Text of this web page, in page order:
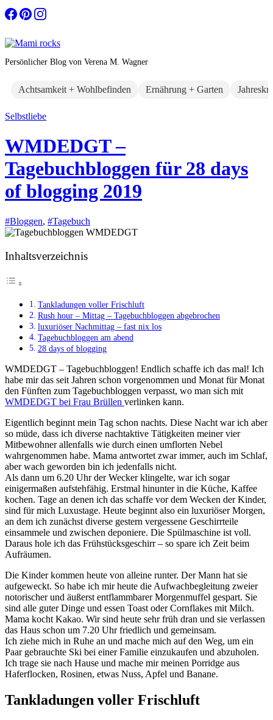
Zum
Inhalt
Persönlicher Blog von Verena M. Wagner
Achtsamkeit + Wohlbefinden Ernährung + Garten
Selbstliebe
WMDEDGT –
Tagebuchbloggen für 28 days
of blogging 2019
#Bloggen, #Tagebuch
Inhaltsverzeichnis
Tankladungen voller Frischluft
Rush hour – Mittag – Tagebuchbloggen abgebrochen
luxuriöser Nachmittag – fast nix los
Tagebuchbloggen am abend
28 days of blogging
WMDEDGT – Tagebuchbloggen! Endlich schaffe ich das mal! Ich
habe mir das seit Jahren schon vorgenommen und Monat für Monat
den Fünften zum Tagebuchbloggen verpasst, wo man sich mit
WMDEDGT bei Frau Brüllen verlinken kann.
Eigentlich beginnt mein Tag schon nachts. Diese Nacht war ich aber
so müde, dass ich diverse nachtaktive Tätigkeiten meiner vier
Mitbewohner allenfalls wie durch einen umflorten Nebel
wahrgenommen habe. Mama antwortet zwar immer, auch im Schlaf,
aber wach geworden bin ich jedenfalls nicht.
Als dann um 6.20 Uhr der Wecker klingelte, war ich sogar
einigermaßen aufstehfähig. Erstmal hinunter in die Küche, Kaffee
kochen. Tage an denen ich das schaffe vor dem Wecken der Kinder,
sind für mich Luxustage. Heute beginnt also ein luxuriöser Morgen,
an dem ich zunächst diverse gestern vergessene Geschirrteile
einsammele und zwischen deponiere. Die Spülmaschine ist voll.
Daraus hole ich das Frühstücksgeschirr – so spare ich Zeit beim
Aufräumen.
Die Kinder kommen heute von alleine runter. Der Mann hat sie
aufgeweckt. So habe ich mir heute die Aufwachbegleitung zweier
notorischer und äußerst entflammbarer Morgenmuffel gespart. Sie
sind alle guter Dinge und essen Toast oder Cornflakes mit Milch.
Mama kocht Kakao. Wir sind heute sehr früh dran und sie verlassen
das Haus schon um 7.20 Uhr friedlich und gemeinsam.
Ich ziehe mich in Ruhe an und mache mich auf den Weg, um ein
Paar gebrauchte Ski bei einer Familie einzukaufen und abzuholen.
Ich trage sie nach Hause und mache mir meinen Porridge aus
Haferflocken, Rosinen, etwas Nuss, Apfel und Banane.
Tankladungen voller Frischluft